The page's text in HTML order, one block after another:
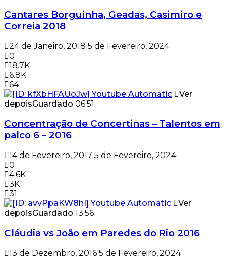
Cantares Borguinha, Geadas, Casimiro e
Correia 2018
24 de Janeiro, 2018 5 de Fevereiro, 2024
0
18.7K
6.8K
64
Ver
depoisGuardado 06:51
Concentração de Concertinas – Talentos em
palco 6 – 2016
14 de Fevereiro, 2017 5 de Fevereiro, 2024
0
4.6K
3K
31
Ver
depoisGuardado 13:56
Cláudia vs João em Paredes do Rio 2016
13 de Dezembro, 2016 5 de Fevereiro, 2024